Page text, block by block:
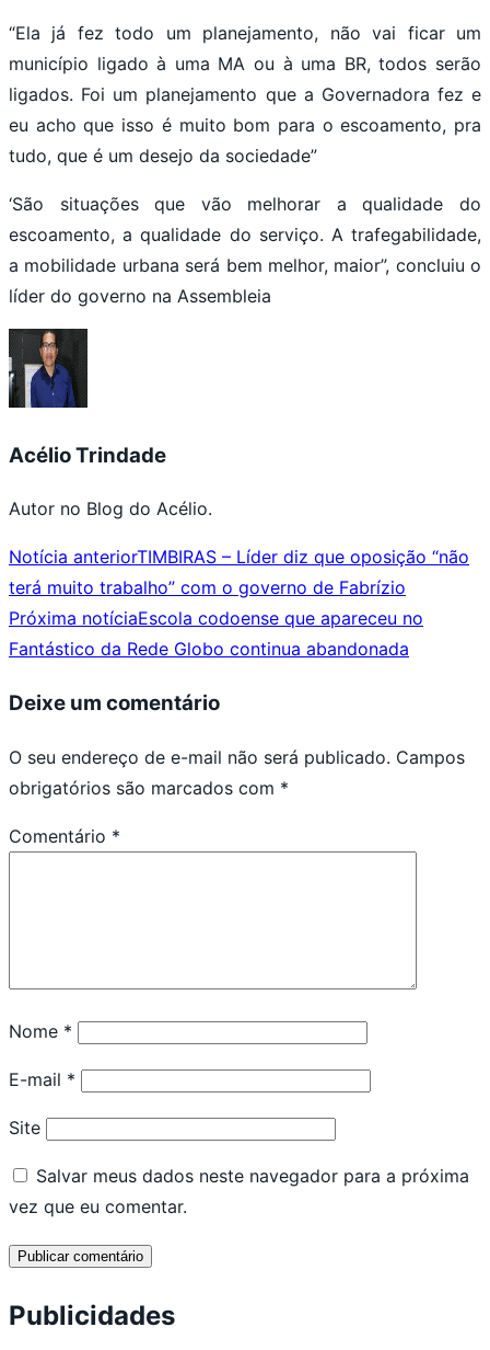
“Ela já fez todo um planejamento, não vai ficar um
município ligado à uma MA ou à uma BR, todos serão
ligados. Foi um planejamento que a Governadora fez e
eu acho que isso é muito bom para o escoamento, pra
tudo, que é um desejo da sociedade”
‘São situações que vão melhorar a qualidade do
escoamento, a qualidade do serviço. A trafegabilidade,
a mobilidade urbana será bem melhor, maior”, concluiu o
líder do governo na Assembleia
Acélio Trindade
Autor no Blog do Acélio.
Notícia anteriorTIMBIRAS – Líder diz que oposição “não
terá muito trabalho” com o governo de Fabrízio
Próxima notíciaEscola codoense que apareceu no
Fantástico da Rede Globo continua abandonada
Deixe um comentário
O seu endereço de e-mail não será publicado. Campos
obrigatórios são marcados com *
Comentário *
Nome *
E-mail *
Site
Salvar meus dados neste navegador para a próxima
vez que eu comentar.
Publicidades